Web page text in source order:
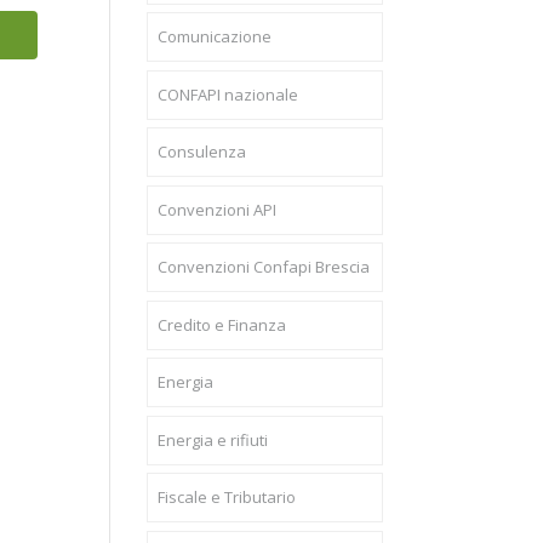
Comunicazione
CONFAPI nazionale
Consulenza
Convenzioni API
Convenzioni Confapi Brescia
Credito e Finanza
Energia
Energia e rifiuti
Fiscale e Tributario